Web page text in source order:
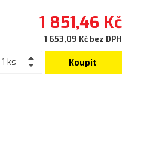
1 851,46 Kč
1 653,09 Kč bez DPH
Koupit